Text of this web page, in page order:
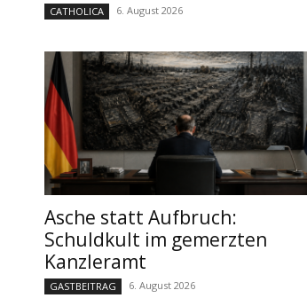
CATHOLICA 6. August 2026
Asche statt Aufbruch:
Schuldkult im gemerzten
Kanzleramt
GASTBEITRAG 6. August 2026